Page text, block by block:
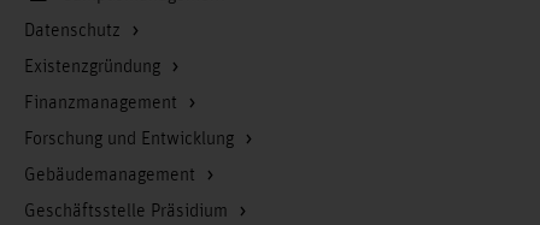
Datenschutz
Existenzgründung
Finanzmanagement
Forschung und Entwicklung
Gebäudemanagement
Geschäftsstelle Präsidium